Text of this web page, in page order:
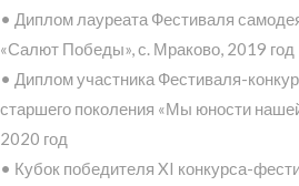
• Диплом лауреата Фестиваля
«Салют Победы», с. Мраково, 2019 год
• Диплом участника Фестиваля-
старшего поколения «Мы юности
2020 год
• Кубок победителя XI конкурса-